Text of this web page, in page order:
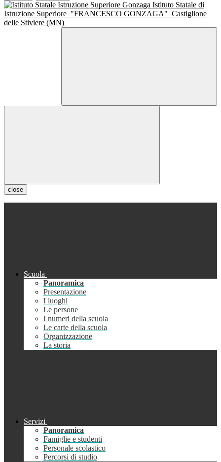
Istituto Statale di
Istruzione Superiore "FRANCESCO GONZAGA" Castiglione
delle Stiviere (MN)
close
Scuola
Panoramica
Presentazione
I luoghi
Le persone
I numeri della scuola
Le carte della scuola
Organizzazione
La storia
Servizi
Panoramica
Famiglie e studenti
Personale scolastico
Percorsi di studio